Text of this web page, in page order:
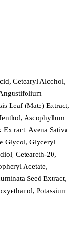
Cetearyl Alcohol,
Leaf (Mate) Extract,
Ascophyllum
Avena Sativa
Glycol, Glyceryl
Ceteareth-20,
Acetate,
Seed Extract,
Potassium